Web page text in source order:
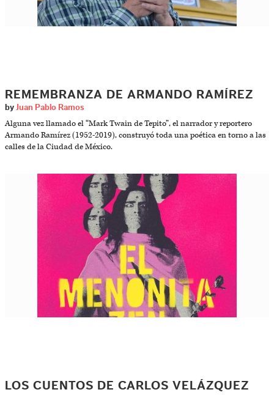
REMEMBRANZA DE ARMANDO RAMÍREZ
by Juan Pablo Ramos
Alguna vez llamado el “Mark Twain de Tepito”, el narrador y reportero
Armando Ramírez (1952-2019), construyó toda una poética en torno a las
calles de la Ciudad de México.
LOS CUENTOS DE CARLOS VELÁZQUEZ